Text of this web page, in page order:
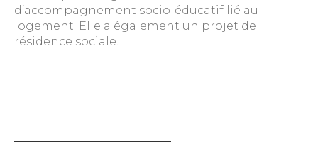
d’accompagnement socio-éducatif lié au
logement. Elle a également un projet de
résidence sociale.